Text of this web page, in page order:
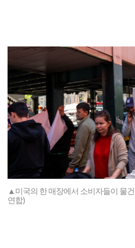
▲미국의 한 매장에서 소비자들이 물
연합)